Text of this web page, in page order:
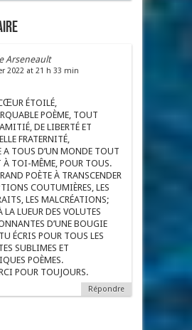
Arseneault
2022 at 21 h 33 min
ÉTOILÉ,
POÈME, TOUT
DE LIBERTÉ ET
FRATERNITÉ,
A TOUS D’UN MONDE TOUT
TOI-MÊME, POUR TOUS.
POÈTE À TRANSCENDER
COUTUMIÈRES, LES
LES MALCRÉATIONS;
LA LUEUR DES VOLUTES
D’UNE BOUGIE
ÉCRIS POUR TOUS LES
SUBLIMES ET
POÈMES.
POUR TOUJOURS.
Répondre